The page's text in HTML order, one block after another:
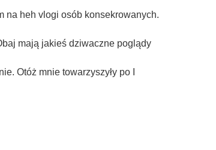
na heh vlogi osób konsekrowanych.
mają jakieś dziwaczne poglądy
Otóż mnie towarzyszyły po I